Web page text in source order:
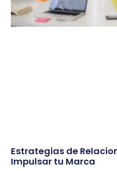
Estrategias de
Impulsar tu Marca